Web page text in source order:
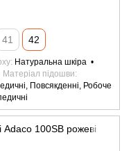
41 42
Натуральна шкіра
Матеріал підошви
Повсякденні, Робоче